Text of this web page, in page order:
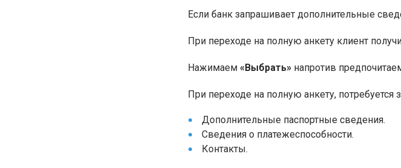
Если банк запрашивает дополнительные
При переходе на полную анкету клиент
Нажимаем «Выбрать» напротив
При переходе на полную анкету, потребуется
Дополнительные паспортные сведения.
Сведения о платежеспособности.
Контакты.